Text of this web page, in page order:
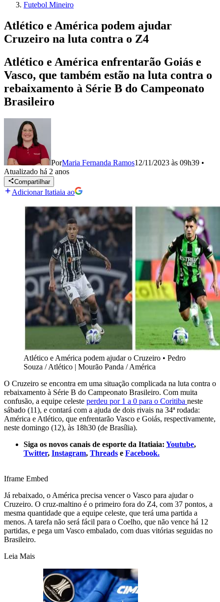
Futebol Mineiro
Atlético e América podem ajudar
Cruzeiro na luta contra o Z4
Atlético e América enfrentarão Goiás e
Vasco, que também estão na luta contra o
rebaixamento à Série B do Campeonato
Brasileiro
PorMaria Fernanda Ramos12/11/2023 às 09h39 •
Atualizado há 2 anos
Compartilhar
Adicionar Itatiaia ao
Atlético e América podem ajudar o Cruzeiro • Pedro
Souza / Atlético | Mourão Panda / América
O Cruzeiro se encontra em uma situação complicada na luta contra o
rebaixamento à Série B do Campeonato Brasileiro. Com muita
confusão, a equipe celeste perdeu por 1 a 0 para o Coritiba neste
sábado (11), e contará com a ajuda de dois rivais na 34ª rodada:
América e Atlético, que enfrentarão Vasco e Goiás, respectivamente,
neste domingo (12), às 18h30 (de Brasília).
Siga os novos canais de esporte da Itatiaia: Youtube,
Twitter, Instagram, Threads e Facebook.
Iframe Embed
Já rebaixado, o América precisa vencer o Vasco para ajudar o
Cruzeiro. O cruz-maltino é o primeiro fora do Z4, com 37 pontos, a
mesma quantidade que a equipe celeste, que terá uma partida a
menos. A tarefa não será fácil para o Coelho, que não vence há 12
partidas, e pega um Vasco embalado, com duas vitórias seguidas no
Brasileiro.
Leia Mais